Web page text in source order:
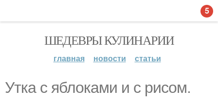
ШЕДЕВРЫ КУЛИНАРИИ
главная новости статьи
Утка с яблоками и с рисом.
5